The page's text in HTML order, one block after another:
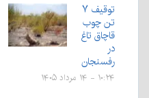
توقیف ۷
تن چوب
قاچاق تاغ
در
رفسنجان
۱۰:۲۴ - ۱۴ مرداد ۱۴۰۵